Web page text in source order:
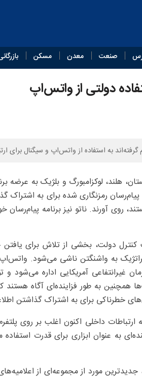
صنعت معدن مسکن
دولتی از واتس‌اپ
به استفاده از واتس‌اپ و سیگنال برای
هلند، لوکزامبورگ و بلژیک به عرضه
پیام‌رسان رمزنگاری‌ شده برای به
روی آورند. ناتو نیز برنامه پیام‌رسان
دولت، بخشی از تلاش برای یافتن
به واشنگتن ناشی می‌شود.
آمریکایی اداره می‌شود و
همچنین به طور فزاینده‌ای آگاه هستند
خطرناکی برای به اشتراک گذاشتن
ارتباطات داخلی اکنون اغلب بر روی
به عنوان ابزاری برای قدرت
جدیدترین مورد از مجموعه‌ای از